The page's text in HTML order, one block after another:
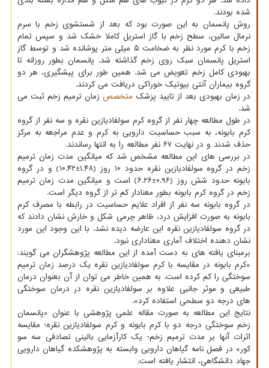
شده بودند.
روش پانسمان به این صورت بود که بعد از شستشوی زخم با سرم
نرمال سالین، سطح زخم با گاز استریل کاملا خشک شد و سپس تمام
زخم با کرم مورد نظر به ضخامت ۵ میلی متر پوشانده شد و توسط گاز
استریل پانسمان سبک روی زخم گذاشته شد. پانسمان بطور روزانه تا
بهبودی کامل زخم تعویض می شد. همین طور برای پیشگیری، هر دو
گروه بیماران آنتی بیوتیک خوراکی دریافت می کردند.
در زمان بهبودی بعد از تایید پزشک متخصص زمان ترمیم زخم ثبت می
شد.
در طول مطالعه چهار نفر از گروه کرم سولفادیازین نقره و سه نفر از گروه
کرم بابونه، به سبب حساسیت دارویی به کرم و عدم مراجعه به مرکز
حذف شدند و در نهایت ۶۷ نفر مطالعه را به انتها رساندند.
در بررسی های این مطالعه مشخص شد که میانگین مدت زمان ترمیم
زخم در گروه سولفادیازین نقره حدود ۱۰ روز (۱.۴۸±۱۰.۴۲) و در گروه
بابونه حدود شش روز (۰.۹۶±۶.۲۶) است و میانگین مدت زمان ترمیم
زخم در گروه کرم بابونه بطور معنادار کم تر از گروه دیگر است.
در گروه بابونه سه نفر از افراد علایم حساسیت در رابطه با مصرف کرم
بابونه به صورت افزایش درد، ظاهر چرمی شکل و خارش نشان دادند که
در گروه سولفادیازین نقره این عارضه دیده نشد. با این وجود این مورد
نشان دهنده اختلاف آماری معناداری نبود.
برمبنای یافته های به دست آمده از این مطالعه پژوهشگران می گویند:
«کرم بابونه در مقایسه با کرم سولفادیازین نقره یک درصد زمان ترمیم
سوختگی را کم کرده است. به همین خاطر می توان از آن بعنوان درمان
طبیعی و موثر جانبی علاوه بر سولفادیازین نقره در درمان سوختگی
های درجه دو سطحی استفاده کرد».
نتایج این مطالعه به صورت مقاله علمی پژوهشی با عنوان «پانسمان
زخم سوختگی درجه دو با کرم بابونه و کرم سولفادیازین نقره؛ مقایسه
اثرات آنها بر مدت ترمیم زخم؛ یک کارآزمایی بالینی تصادفی سه سو
کور» در فصل نامه گیاهان دارویی وابسته به پژوهشکده گیاهان دارویی
جهاد دانشگاهی، انتشار یافته است.